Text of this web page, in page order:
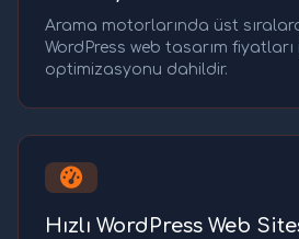
Arama motorlarında üst
WordPress web tasarım fiyatları
optimizasyonu dahildir.
Hızlı WordPress Web